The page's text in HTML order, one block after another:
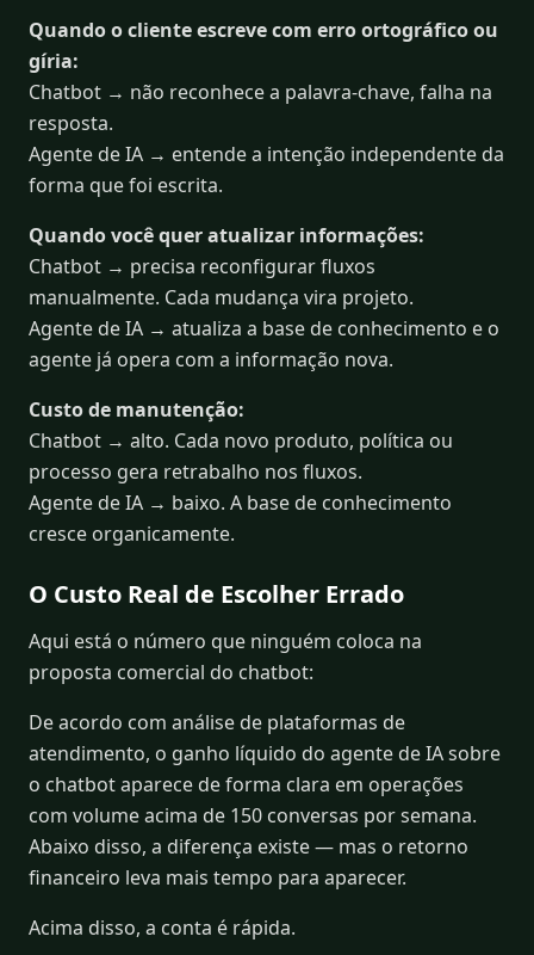
Quando o cliente escreve com erro ortográfico ou
gíria:
Chatbot → não reconhece a palavra-chave, falha na
resposta.
Agente de IA → entende a intenção independente da
forma que foi escrita.
Quando você quer atualizar informações:
Chatbot → precisa reconfigurar fluxos
manualmente. Cada mudança vira projeto.
Agente de IA → atualiza a base de conhecimento e o
agente já opera com a informação nova.
Custo de manutenção:
Chatbot → alto. Cada novo produto, política ou
processo gera retrabalho nos fluxos.
Agente de IA → baixo. A base de conhecimento
cresce organicamente.
O Custo Real de Escolher Errado
Aqui está o número que ninguém coloca na
proposta comercial do chatbot:
De acordo com análise de plataformas de
atendimento, o ganho líquido do agente de IA sobre
o chatbot aparece de forma clara em operações
com volume acima de 150 conversas por semana.
Abaixo disso, a diferença existe — mas o retorno
financeiro leva mais tempo para aparecer.
Acima disso, a conta é rápida.